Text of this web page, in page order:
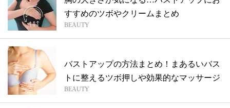
すすめのツボやクリームまとめ
BEAUTY
バストアップの方法まとめ！まあるいバス
トに整えるツボ押しや効果的なマッサージ
BEAUTY